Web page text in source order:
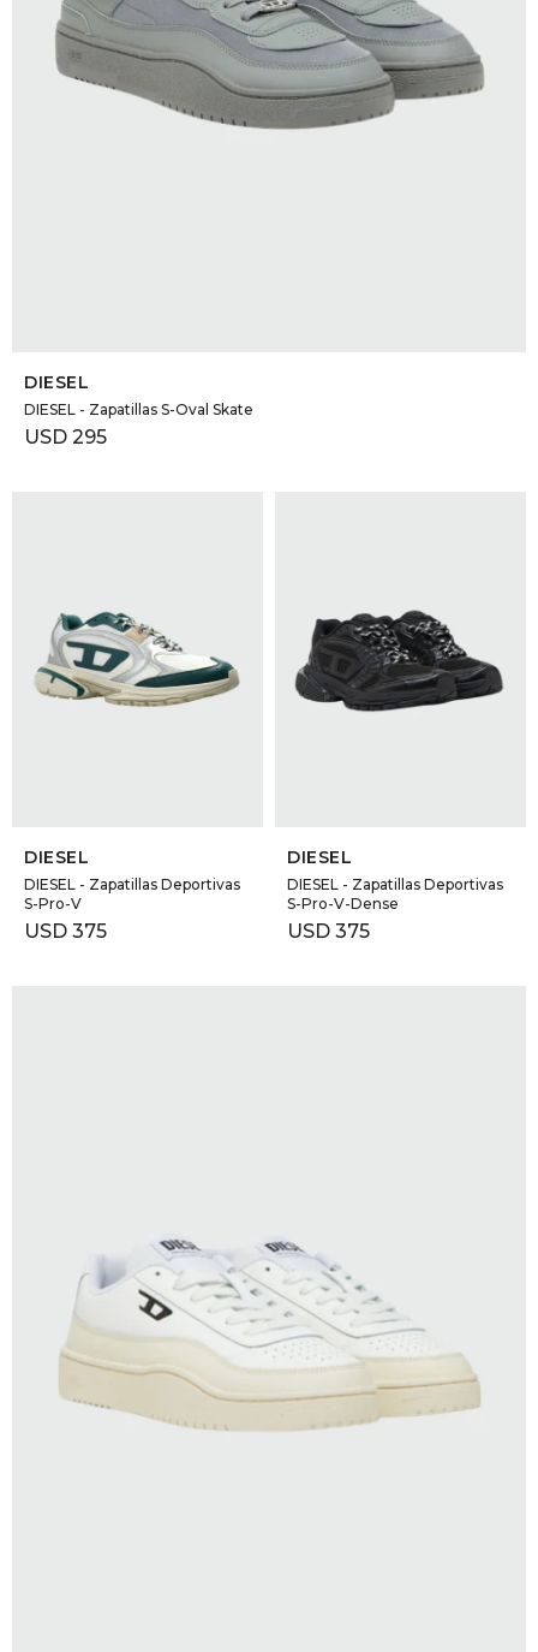
DIESEL
DIESEL - Zapatillas S-Oval Skate
USD 295
DIESEL
DIESEL - Zapatillas Deportivas
S-Pro-V
USD 375
DIESEL
DIESEL - Zapatillas Deportivas
S-Pro-V-Dense
USD 375